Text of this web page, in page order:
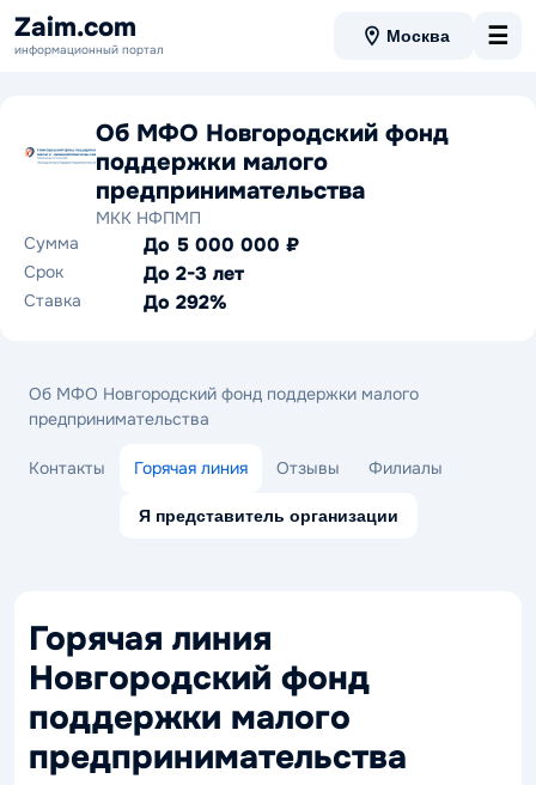
Zaim.com
информационный портал
Москва ☰
Об МФО Новгородский фонд
поддержки малого
предпринимательства
МКК НФПМП
Сумма
До 5 000 000 ₽
Срок До 2-3 лет
Ставка До 292%
Об МФО Новгородский фонд поддержки малого
предпринимательства
Контакты Горячая линия Отзывы Филиалы
Я представитель организации
Горячая линия
Новгородский фонд
поддержки малого
предпринимательства